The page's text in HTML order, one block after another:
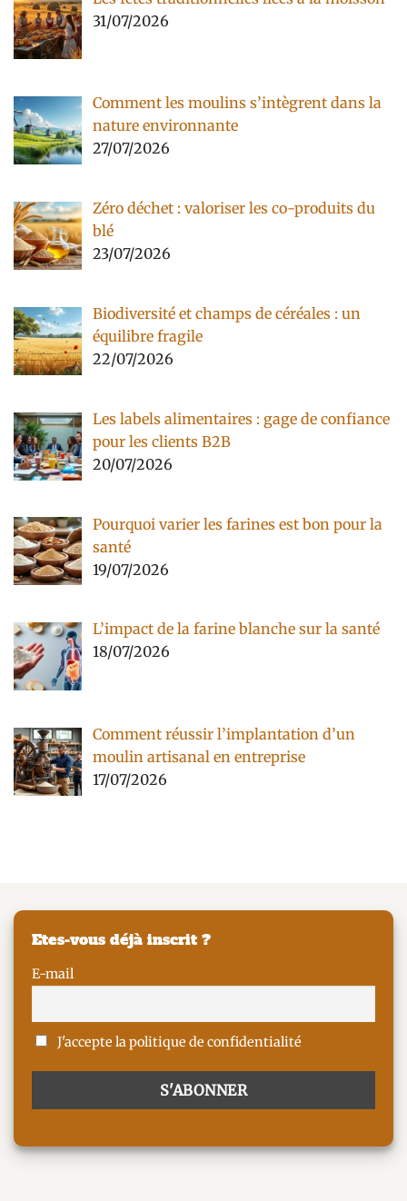
31/07/2026
Comment les moulins s’intègrent dans la
nature environnante
27/07/2026
Zéro déchet : valoriser les co-produits du
blé
23/07/2026
Biodiversité et champs de céréales : un
équilibre fragile
22/07/2026
Les labels alimentaires : gage de confiance
pour les clients B2B
20/07/2026
Pourquoi varier les farines est bon pour la
santé
19/07/2026
L’impact de la farine blanche sur la santé
18/07/2026
Comment réussir l’implantation d’un
moulin artisanal en entreprise
17/07/2026
Etes-vous déjà inscrit ?
E-mail
J'accepte la politique de confidentialité